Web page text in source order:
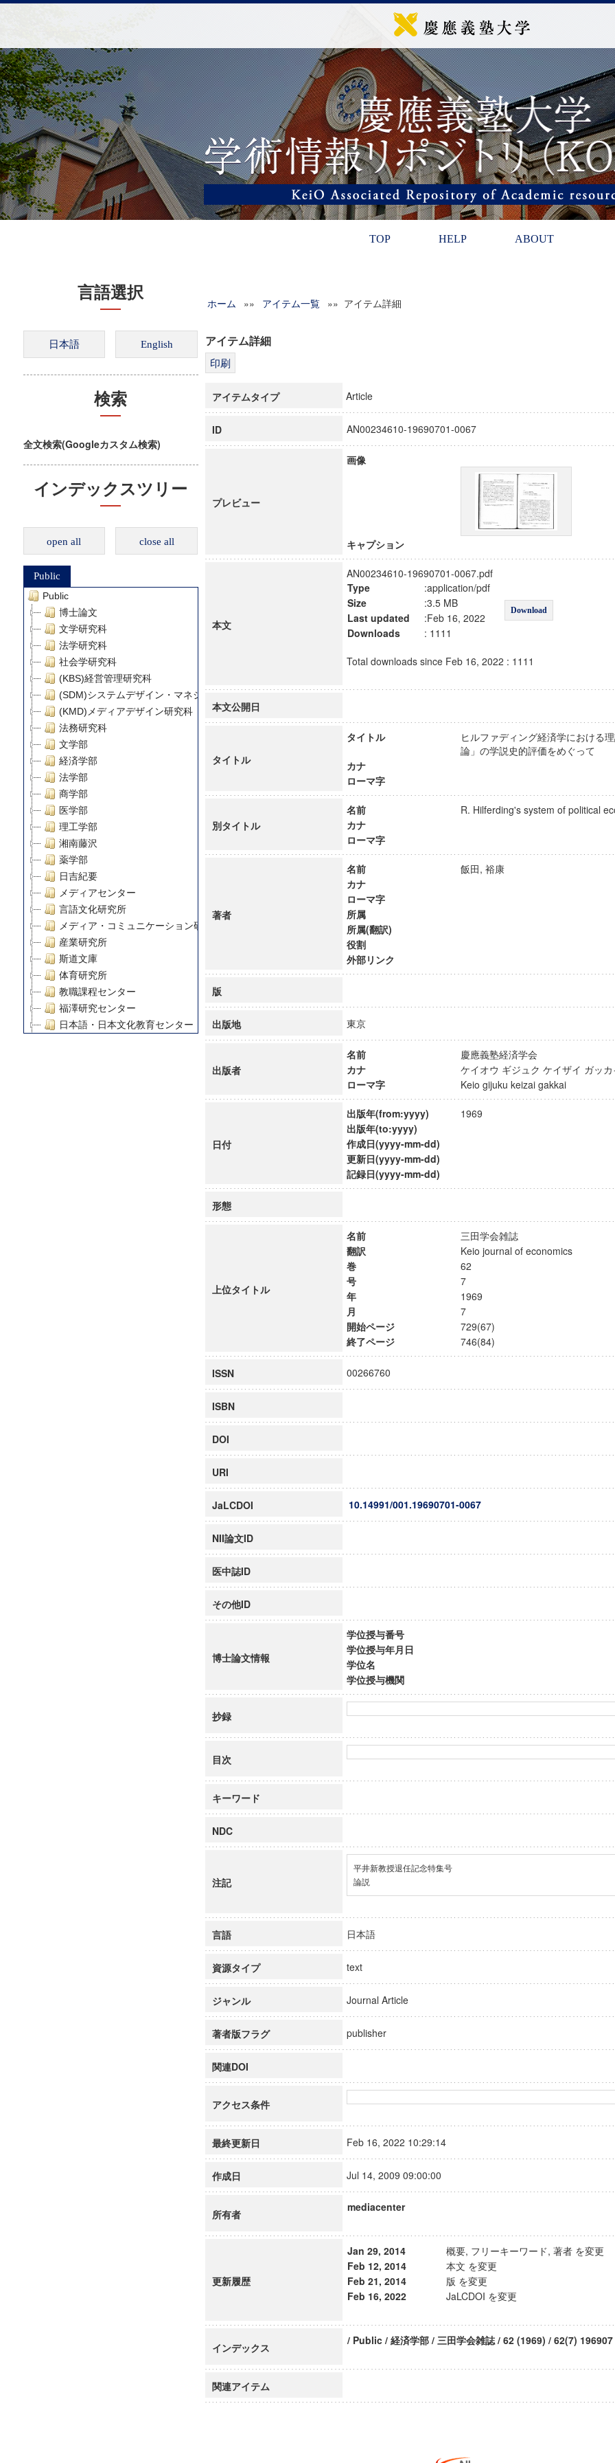
TOP HELP ABOUT
言語選択
検索
全文検索(Googleカスタム検索)
インデックスツリー
open all close all
Public
Public
博士論文
文学研究科
法学研究科
社会学研究科
(KBS)経営管理研究科
(SDM)システムデザイン・マネジメント研究科
(KMD)メディアデザイン研究科
法務研究科
文学部
経済学部
法学部
商学部
医学部
理工学部
湘南藤沢
薬学部
日吉紀要
メディアセンター
言語文化研究所
メディア・コミュニケーション研究所
産業研究所
斯道文庫
体育研究所
教職課程センター
福澤研究センター
日本語・日本文化教育センター
デジタルメディア・コンテンツ統合研究センター
慶應義塾大学グローバルCOEプログラム市民社会ガバナンス教育研究センター
慶應義塾大学グローバルCOEプログラム論理と感性の先端的教育研究拠点
博士課程教育リーディングプログラム「超成熟社会発展のサイエンス」
ホーム »» アイテム一覧 »» アイテム詳細
アイテム詳細
アイテムタイプ Article
ID AN00234610-19690701-0067
プレビュー
画像
キャプション
本文
AN00234610-19690701-0067.pdf
Type
:application/pdf
Download
Size
:3.5 MB
Last updated
:Feb 16, 2022
Downloads
: 1111
Total downloads since Feb 16, 2022 : 1111
本文公開日
タイトル
タイトル
ヒルファディング経済学における
論」の学説史的評価をめぐって
カナ
ローマ字
別タイトル
名前
R. Hilferding's system of political
カナ
ローマ字
著者
名前
飯田, 裕康
カナ
ローマ字
所属
所属(翻訳)
役割
外部リンク
版
出版地 東京
出版者
名前
慶應義塾経済学会
カナ
ケイオウ ギジュク ケイザイ ガ
ローマ字
Keio gijuku keizai gakkai
日付
出版年(from:yyyy)
1969
出版年(to:yyyy)
作成日(yyyy-mm-dd)
更新日(yyyy-mm-dd)
記録日(yyyy-mm-dd)
形態
上位タイトル
名前
三田学会雑誌
翻訳
Keio journal of economics
巻
62
号
7
年
1969
月
7
開始ページ
729(67)
終了ページ
746(84)
ISSN 00266760
ISBN
DOI
URI
JaLCDOI 10.14991/001.19690701-0067
NII論文ID
医中誌ID
その他ID
博士論文情報
学位授与番号
学位授与年月日
学位名
学位授与機関
抄録
目次
キーワード
NDC
注記
平井新教授退任記念特集号
論説
言語 日本語
資源タイプ text
ジャンル Journal Article
著者版フラグ publisher
関連DOI
アクセス条件
最終更新日 Feb 16, 2022 10:29:14
作成日 Jul 14, 2009 09:00:00
所有者
mediacenter
更新履歴
Jan 29, 2014
概要, フリーキーワード, 著者 を変更
Feb 12, 2014
本文 を変更
Feb 21, 2014
版 を変更
Feb 16, 2022
JaLCDOI を変更
インデックス
/ Public / 経済学部 / 三田学会雑誌 / 62 (1969) / 62(7) 196907
関連アイテム